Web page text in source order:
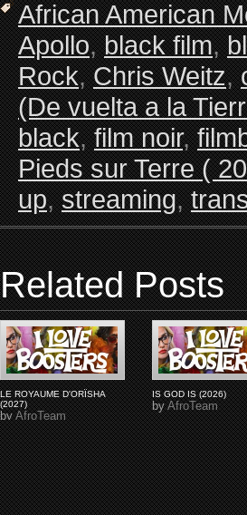
African American
Apollo,black film,
Rock,Chris Weitz,
(De vuelta a la
black,film noir,
Pieds sur Terre (
up,streaming,
Related Posts
LE ROYAUME D'ORÏSHA
(2027)
byAfroTeam
IS GOD IS (2026)
byAfroTeam